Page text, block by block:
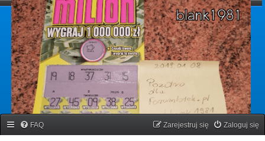
forumlotek.pl
Forum gier liczbowych
FAQ Zaloguj się
Zarejestruj się